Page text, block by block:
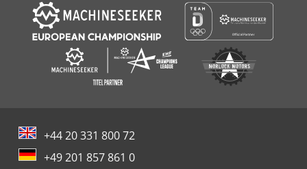
+44 20 331 800 72
+49 201 857 861 0